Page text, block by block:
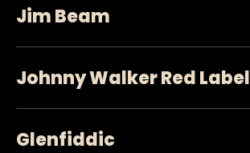
Jim Beam
Johnny Walker Red Label
Glenfiddic